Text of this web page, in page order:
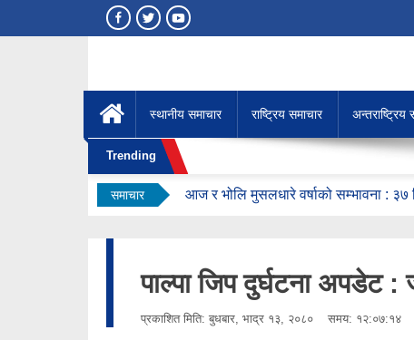
स्थानीय समाचार राष्ट्रिय समाचार अन्तराष्ट्रिय
Trending
समाचार
आज र भोलि मुसलधारे वर्षाको सम्भावना :
सुनसरी घटनापछि सर्वदलीय अपील :
चिकित्सकको आन्दोलनका कारण अर्घाखाँची
इंग्ल्यान्ड विश्वकपमा तेस्रो, एमबाप्पे गोल्डेन
पाल्पा जिप दुर्घटना अपडेट
प्रकाशित मिति: बुधबार, भाद्र १३, २०८० समय: १२:०७:१४